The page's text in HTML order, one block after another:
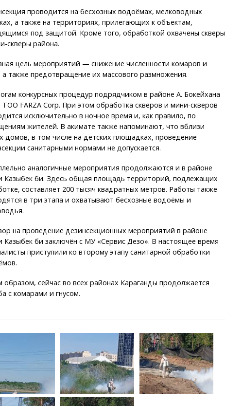
проводится на бесхозных водоёмах, мелководных
а также на территориях, прилегающих к объектам,
под защитой. Кроме того, обработкой охвачены скверы
скверы района.
цель мероприятий — снижение численности комаров и
а также предотвращение их массового размножения.
конкурсных процедур подрядчиком в районе А. Бокейхана
ТОО FARZA Corp. При этом обработка скверов и мини-скверов
исключительно в ночное время и, как правило, по
жителей. В акимате также напоминают, что вблизи
домов, в том числе на детских площадках, проведение
санитарными нормами не допускается.
аналогичные мероприятия продолжаются и в районе
Казыбек би. Здесь общая площадь территорий, подлежащих
составляет 200 тысяч квадратных метров. Работы также
в три этапа и охватывают бесхозные водоёмы и
на проведение дезинсекционных мероприятий в районе
Казыбек би заключён с МУ «Сервис Дезо». В настоящее время
приступили ко второму этапу санитарной обработки
образом, сейчас во всех районах Караганды продолжается
с комарами и гнусом.